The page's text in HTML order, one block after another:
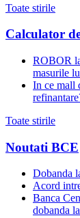
Toate stirile
Calculator
ROBOR
masurile
In ce mall
Toate stirile
Noutati BCE
Dobanda
Acord
Banca
dobanda